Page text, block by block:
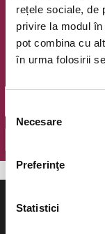
rețele sociale, de
privire la modul
pot combina cu
în urma folosirii
consimțământului
Necesare
Preferinţe
Statistici
Oferte